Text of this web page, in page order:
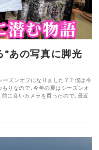
あの写真に脚光
ーズンオフになりました？？ 僕は今
りなので、今年の夏はシーズンオ
前に良いカメラを買ったので、最近